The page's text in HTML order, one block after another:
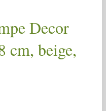
Decor
cm, beige,